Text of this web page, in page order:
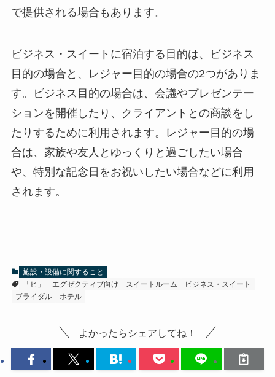
で提供される場合もあります。
ビジネス・スイートに宿泊する目的は、ビジネス
目的の場合と、レジャー目的の場合の2つがありま
す。ビジネス目的の場合は、会議やプレゼンテー
ションを開催したり、クライアントとの商談をし
たりするために利用されます。レジャー目的の場
合は、家族や友人とゆっくりと過ごしたい場合
や、特別な記念日をお祝いしたい場合などに利用
されます。
施設・設備に関すること
「ヒ」
エグゼクティブ向け スイートルーム
ビジネス・スイート
ブライダル
ホテル
よかったらシェアしてね！